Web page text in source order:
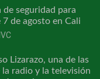
seguridad para
de agosto en Cali
Lizarazo, una de las
radio y la televisión